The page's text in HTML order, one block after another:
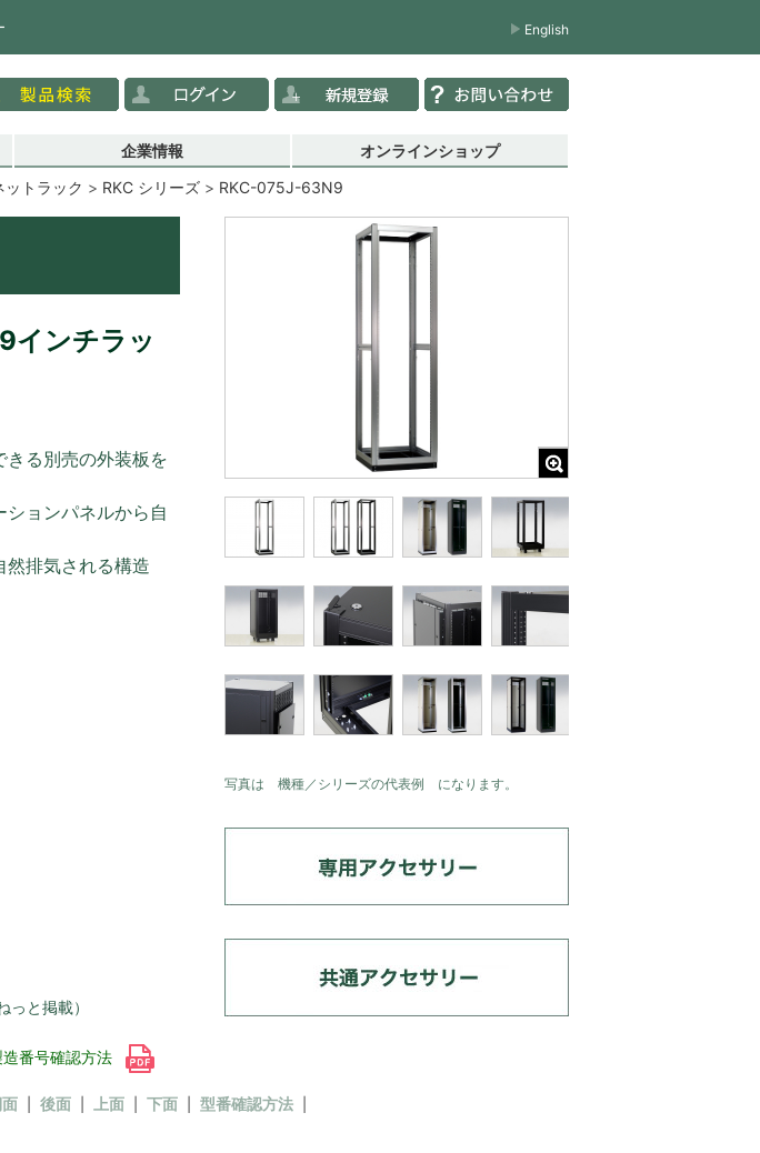
English
企業情報 オンラインショップ
トラック RKC シリーズ RKC-075J-63N9
インチラッ
る別売の外装板を
ョンパネルから自
排気される構造
と掲載）
造番号確認方法
写真は 機種／シリーズの代表例 になります。
後面 上面 下面 型番確認方法